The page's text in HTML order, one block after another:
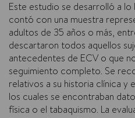
Este estudio se desarrolló a lo
contó con una muestra
adultos de 35 años o más,
descartaron todos aquellos
antecedentes de ECV o que
seguimiento completo. Se
relativos a su historia clínica y
los cuales se encontraban
física o el tabaquismo. La